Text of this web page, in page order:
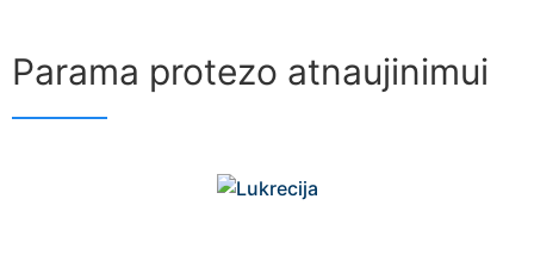
Parama protezo atnaujinimui